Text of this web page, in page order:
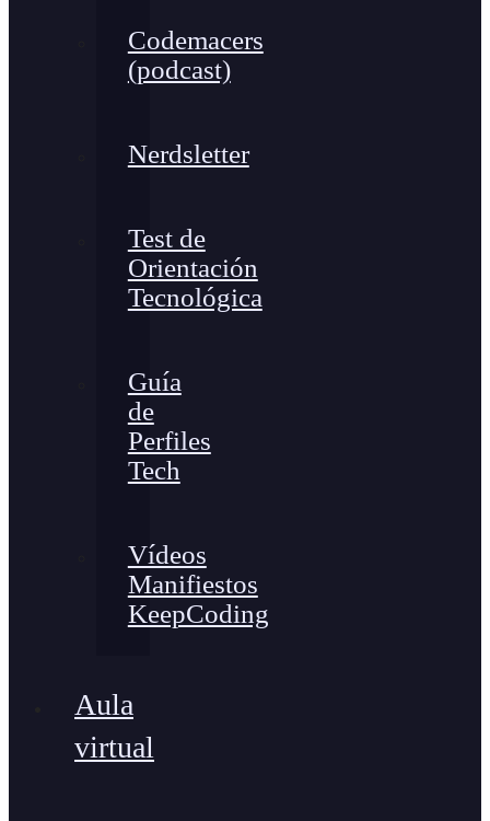
Codemacers
(podcast)
Nerdsletter
Test de
Orientación
Tecnológica
Guía
de
Perfiles
Tech
Vídeos
Manifiestos
KeepCoding
Aula
virtual